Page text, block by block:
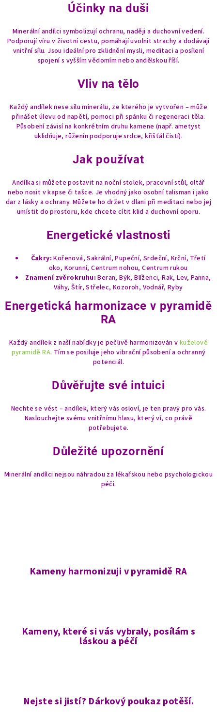
a
í
p
r
v
y
ý
p
i
á
í
Účinky na duši
Minerální andílci symbolizují ochranu, naději a duchovní vedení.
Podporují víru v životní cestu, pomáhají uvolnit strachy a dodávají
vnitřní sílu. Jsou ideální pro zklidnění mysli, meditaci a posílení
spojení s vyšším vědomím nebo andělskou říší.
Vliv na tělo
Každý andílek nese sílu minerálu, ze kterého je vytvořen – může
přinášet úlevu od napětí, pomoci při spánku či regeneraci těla.
Působení závisí na konkrétním druhu kamene (např. ametyst
uklidňuje, růženín podporuje srdce, křišťál čistí).
Jak používat
Andílka si můžete postavit na noční stolek, pracovní stůl, oltář
nebo nosit v kapse či tašce. Je vhodný jako osobní talisman i jako
dar z lásky a ochrany. Můžete ho držet v dlani při meditaci nebo jej
umístit do prostoru, kde chcete cítit klid a duchovní oporu.
Energetické vlastnosti
Čakry: Kořenová, Sakrální, Pupeční, Srdeční, Krční, Třetí
oko, Korunní, Centrum nohou, Centrum rukou
Znamení zvěrokruhu: Beran, Býk, Blíženci, Rak, Lev, Panna,
Váhy, Štír, Střelec, Kozoroh, Vodnář, Ryby
Energetická harmonizace v pyramidě
RA
Každý andílek z naší nabídky je pečlivě harmonizován v kuželové
pyramidě RA. Tím se posiluje jeho vibrační působení a ochranný
potenciál.
Důvěřujte své intuici
Nechte se vést – andílek, který vás osloví, je ten pravý pro vás.
Naslouchejte svému vnitřnímu hlasu, který ví, co právě
potřebujete.
Důležité upozornění
Minerální andílci nejsou náhradou za lékařskou nebo psychologickou
péči.
Kameny harmonizuji v pyramidě RA
Kameny, které si vás vybraly, posílám s
láskou a péčí
Nejste si jistí? Dárkový poukaz potěší.